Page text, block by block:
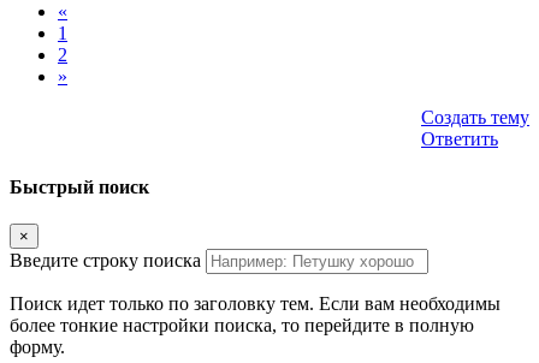
«
1
2
»
Создать тему
Ответить
Быстрый поиск
×
Введите строку поиска
Поиск идет только по заголовку тем. Если вам необходимы
более тонкие настройки поиска, то перейдите в полную
форму.